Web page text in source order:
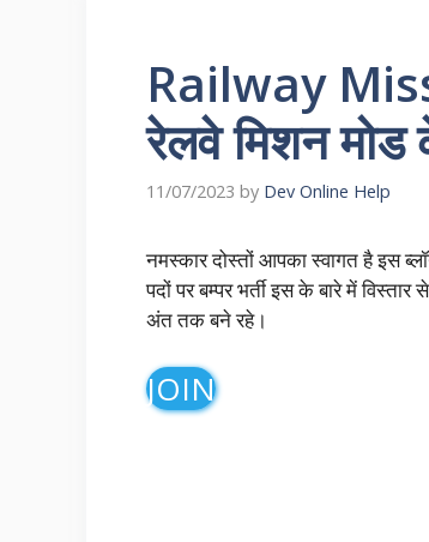
Railway
रेलवे मिशन मोड
11/07/2023 by Dev Online Help
नमस्कार दोस्तों आपका स्वागत है
पदों पर बम्पर भर्ती इस के बारे में
अंत तक बने रहे।
JOIN